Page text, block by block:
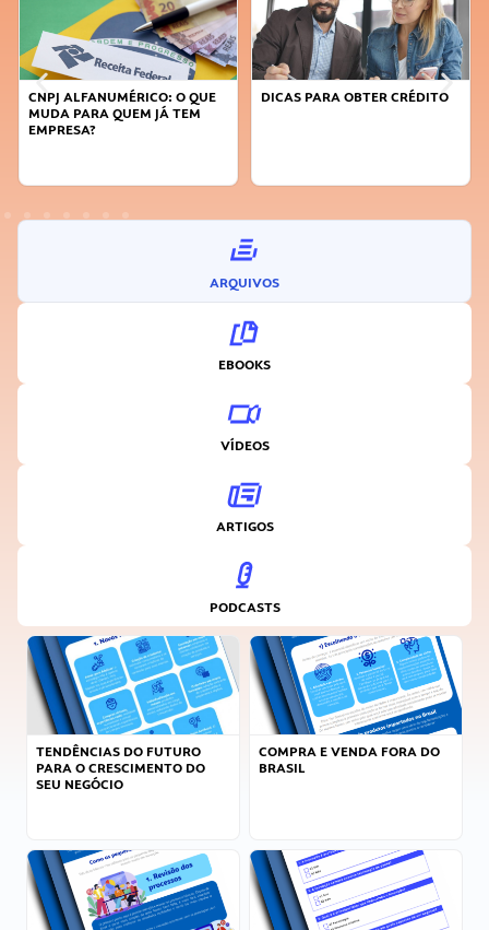
ALFANUMÉRICO: O QUE
PARA QUEM JÁ TEM
DICAS PARA OBTER CRÉDITO
FAÇA
ARQUIVOS
EBOOKS
VÍDEOS
ARTIGOS
PODCASTS
TENDÊNCIAS DO FUTURO
PARA O CRESCIMENTO DO
SEU NEGÓCIO
COMPRA E VENDA FORA DO
BRASIL